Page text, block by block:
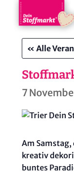
« Alle
7
Am
kreativ
buntes